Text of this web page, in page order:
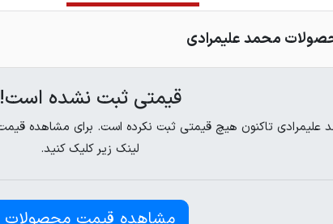
محمد علیمرادی
قیمتی ثبت نشده است!
لینک زیر کلیک کنید.
مشاهده قیمت محصولات